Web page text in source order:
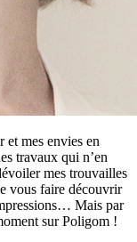
et mes envies en
travaux qui n’en
mes trouvailles
vous faire découvrir
Mais par
sur Poligom !